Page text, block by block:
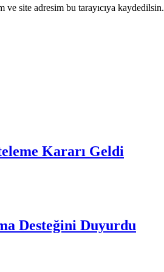
ve site adresim bu tarayıcıya kaydedilsin.
Kararı Geldi
Desteğini Duyurdu